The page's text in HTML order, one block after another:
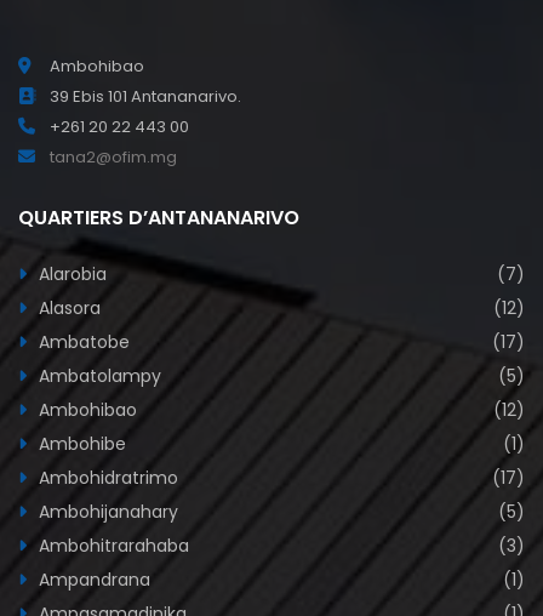
Ambohibao
39 Ebis 101 Antananarivo.
+261 20 22 443 00
tana2@ofim.mg
QUARTIERS D’ANTANANARIVO
Alarobia
(7)
Alasora
(12)
Ambatobe
(17)
Ambatolampy
(5)
Ambohibao
(12)
Ambohibe
(1)
Ambohidratrimo
(17)
Ambohijanahary
(5)
Ambohitrarahaba
(3)
Ampandrana
(1)